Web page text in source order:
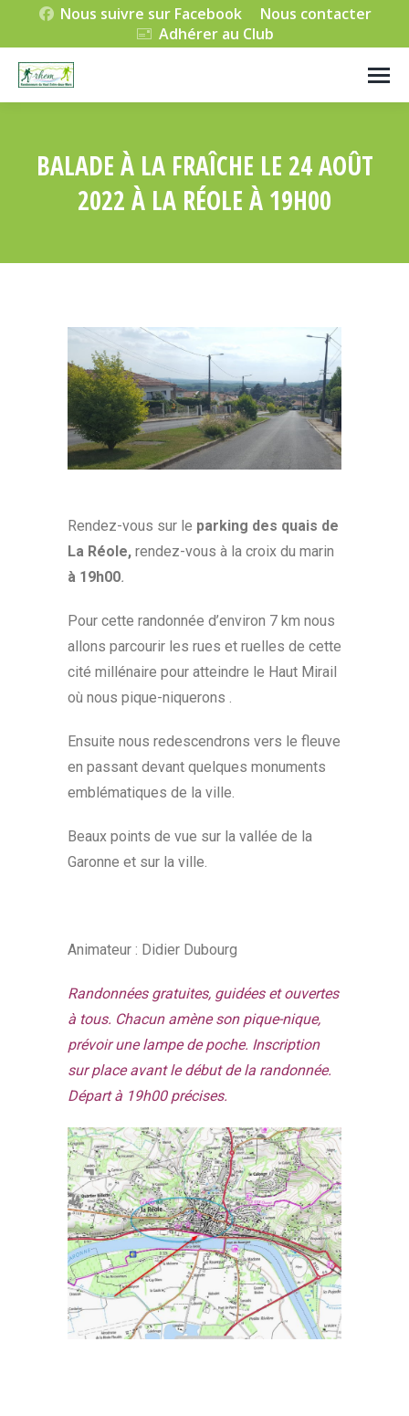
Nous suivre sur Facebook
Nous contacter
Adhérer au Club
BALADE À LA FRAÎCHE LE 24 AOÛT
2022 À LA RÉOLE À 19H00
Rendez-vous sur le parking des quais de
La Réole, rendez-vous à la croix du marin
à 19h00.
Pour cette randonnée d’environ 7 km nous
allons parcourir les rues et ruelles de cette
cité millénaire pour atteindre le Haut Mirail
où nous pique-niquerons .
Ensuite nous redescendrons vers le fleuve
en passant devant quelques monuments
emblématiques de la ville.
Beaux points de vue sur la vallée de la
Garonne et sur la ville.
Animateur : Didier Dubourg
Randonnées gratuites, guidées et ouvertes
à tous. Chacun amène son pique-nique,
prévoir une lampe de poche. Inscription
sur place avant le début de la randonnée.
Départ à 19h00 précises.